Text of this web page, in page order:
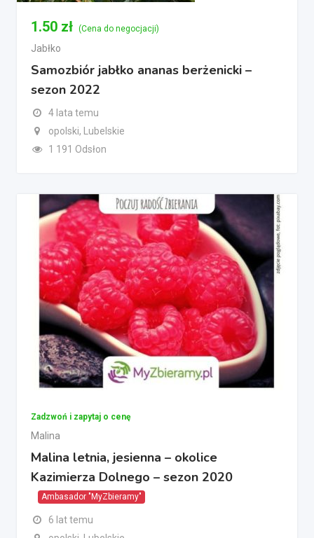
1.50 zł (Cena do negocjacji)
Jabłko
Samozbiór jabłko ananas berżenicki –
sezon 2022
4 lata temu
opolski, Lubelskie
1 191 Odsłon
Zadzwoń i zapytaj o cenę
Malina
Malina letnia, jesienna – okolice
Kazimierza Dolnego – sezon 2020
Ambasador "MyZbieramy"
6 lat temu